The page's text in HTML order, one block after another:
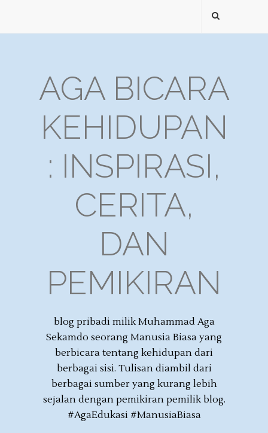
AGA BICARA
KEHIDUPAN
: INSPIRASI,
CERITA,
DAN
PEMIKIRAN
blog pribadi milik Muhammad Aga
Sekamdo seorang Manusia Biasa yang
berbicara tentang kehidupan dari
berbagai sisi. Tulisan diambil dari
berbagai sumber yang kurang lebih
sejalan dengan pemikiran pemilik blog.
#AgaEdukasi #ManusiaBiasa